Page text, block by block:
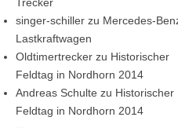
singer-schiller zu Mercedes-
Lastkraftwagen
Oldtimertrecker zu Historischer
Feldtag in Nordhorn 2014
Andreas Schulte zu Historischer
Feldtag in Nordhorn 2014